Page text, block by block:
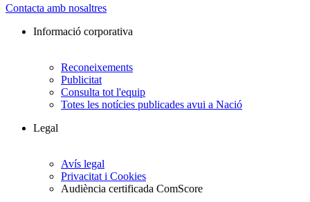
Contacta amb nosaltres
Informació corporativa
Reconeixements
Publicitat
Consulta tot l'equip
Totes les notícies publicades avui a Nació
Legal
Avís legal
Privacitat i Cookies
Audiència certificada ComScore